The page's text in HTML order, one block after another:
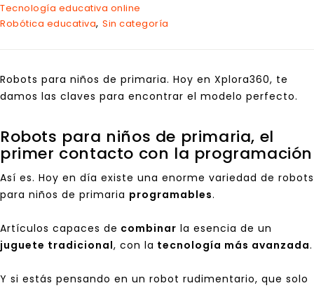
Tecnología educativa online
Robótica educativa, Sin categoría
Robots para niños de primaria. Hoy en Xplora360, te
damos las claves para encontrar el modelo perfecto.
Robots para niños de primaria, el
primer contacto con la programación
Así es. Hoy en día existe una enorme variedad de robots
para niños de primaria programables.
Artículos capaces de combinar la esencia de un
juguete tradicional, con la tecnología más avanzada.
Y si estás pensando en un robot rudimentario, que solo